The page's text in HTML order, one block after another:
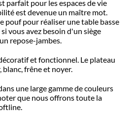
parfait pour les espaces de vie
est devenue un maître mot.‎
pouf pour réaliser une table basse
vous avez besoin d'un siège
repose-jambes.‎
et fonctionnel.‎ Le plateau
frêne et noyer.‎
une large gamme de couleurs
que nous offrons toute la